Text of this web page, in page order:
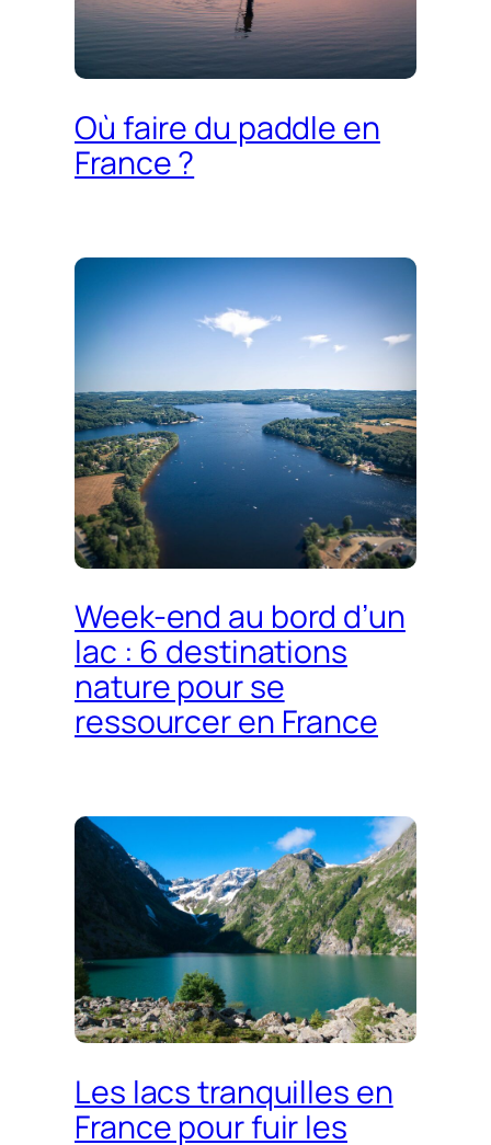
Où faire du paddle en
France ?
Week-end au bord d’un
lac : 6 destinations
nature pour se
ressourcer en France
Les lacs tranquilles en
France pour fuir les